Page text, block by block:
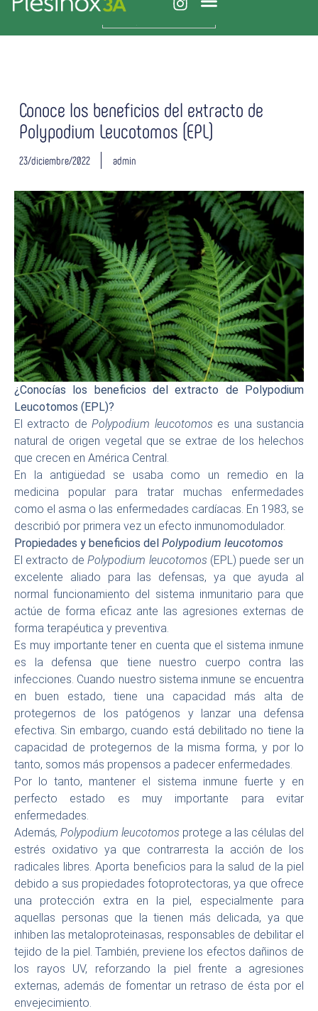
Conoce los beneficios del extracto de
Polypodium Leucotomos (EPL)
23/diciembre/2022 admin
¿Conocías los beneficios del extracto de Polypodium
Leucotomos (EPL)?
El extracto dePolypodium leucotomos es una sustancia
natural de origen vegetal que se extrae de los helechos
que crecen en América Central.
En la antigüedad se usaba como un remedio en la
medicina popular para tratar muchas enfermedades
como el asma o las enfermedades cardíacas. En 1983, se
describió por primera vez un efecto inmunomodulador.
Propiedades y beneficios del Polypodium leucotomos
El extracto dePolypodium leucotomos (EPL) puede ser un
excelente aliado para las defensas, ya que ayuda al
normal funcionamiento del sistema inmunitario para que
actúe de forma eficaz ante las agresiones externas de
forma terapéutica y preventiva.
Es muy importante tener en cuenta que el sistema inmune
es la defensa que tiene nuestro cuerpo contra las
infecciones. Cuando nuestro sistema inmune se encuentra
en buen estado, tiene una capacidad más alta de
protegernos de los patógenos y lanzar una defensa
efectiva. Sin embargo, cuando está debilitado no tiene la
capacidad de protegernos de la misma forma, y por lo
tanto, somos más propensos a padecer enfermedades.
Por lo tanto, mantener el sistema inmune fuerte y en
perfecto estado es muy importante para evitar
enfermedades.
Además, Polypodium leucotomos protege a las células del
estrés oxidativo ya que contrarresta la acción de los
radicales libres. Aporta beneficios para la salud de la piel
debido a sus propiedades fotoprotectoras, ya que ofrece
una protección extra en la piel, especialmente para
aquellas personas que la tienen más delicada, ya que
inhiben las metaloproteinasas, responsables de debilitar el
tejido de la piel. También, previene los efectos dañinos de
los rayos UV, reforzando la piel frente a agresiones
externas, además de fomentar un retraso de ésta por el
envejecimiento.